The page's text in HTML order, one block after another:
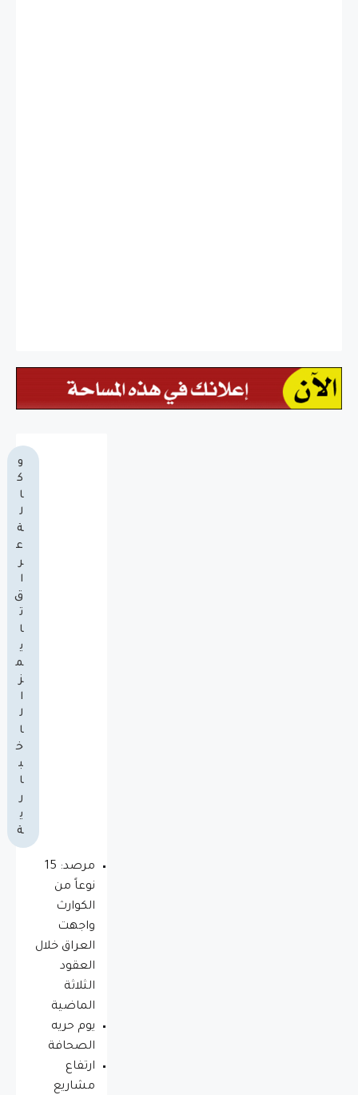
و
ك
ا
ل
ة
ع
ر
ا
ق
ت
ا
ي
م
ز
ا
ل
ا
خ
ب
ا
ر
ي
ة
مرصد: 15
نوعاً من
الكوارث
واجهت
العراق خلال
العقود
الثلاثة
الماضية
يوم حريه
الصحافة
ارتفاع
مشاريع